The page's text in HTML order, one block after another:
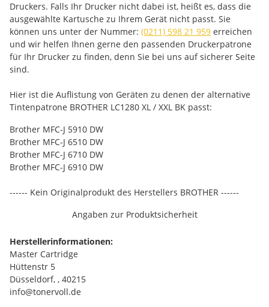
Druckers. Falls Ihr Drucker nicht dabei ist, heißt es, dass die
ausgewählte Kartusche zu Ihrem Gerät nicht passt. Sie
können uns unter der Nummer: (0211) 598 21 959 erreichen
und wir helfen Ihnen gerne den passenden Druckerpatrone
für Ihr Drucker zu finden, denn Sie bei uns auf sicherer Seite
sind.
Hier ist die Auflistung von Geräten zu denen der alternative
Tintenpatrone BROTHER LC1280 XL / XXL BK passt:
Brother MFC-J 5910 DW
Brother MFC-J 6510 DW
Brother MFC-J 6710 DW
Brother MFC-J 6910 DW
------ Kein Originalprodukt des Herstellers BROTHER ------
Angaben zur Produktsicherheit
Herstellerinformationen:
Master Cartridge
Hüttenstr 5
Düsseldorf, , 40215
info@tonervoll.de